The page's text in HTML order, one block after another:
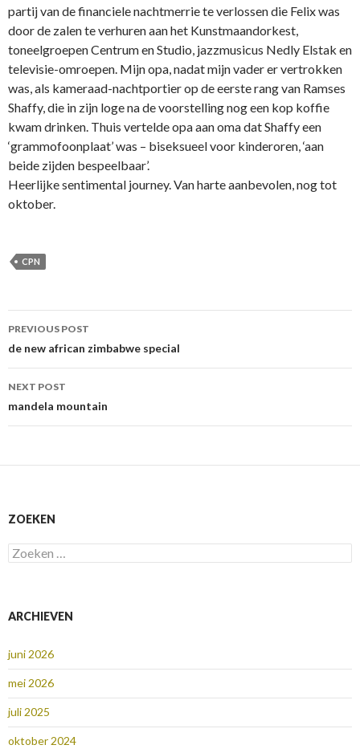
partij van de financiele nachtmerrie te verlossen die Felix was
door de zalen te verhuren aan het Kunstmaandorkest,
toneelgroepen Centrum en Studio, jazzmusicus Nedly Elstak en
televisie-omroepen. Mijn opa, nadat mijn vader er vertrokken
was, als kameraad-nachtportier op de eerste rang van Ramses
Shaffy, die in zijn loge na de voorstelling nog een kop koffie
kwam drinken. Thuis vertelde opa aan oma dat Shaffy een
‘grammofoonplaat’ was – biseksueel voor kinderoren, ‘aan
beide zijden bespeelbaar’.
Heerlijke sentimental journey. Van harte aanbevolen, nog tot
oktober.
CPN
Post
navigation
PREVIOUS POST
de new african zimbabwe special
NEXT POST
mandela mountain
ZOEKEN
Zoeken
naar:
ARCHIEVEN
juni 2026
mei 2026
juli 2025
oktober 2024